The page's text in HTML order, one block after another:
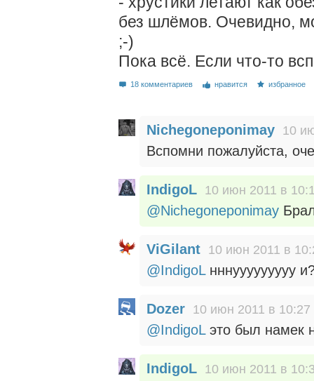
без шлёмов. Очевидно,
;-)
Пока всё. Если что-то
18 комментариев нравится избранное
Nichegoneponimay 10
Вспомни пожалуйста,
IndigoL 10 июн 2011 в
@Nichegoneponimay
ViGilant 10 июн 2011 в
@IndigoLнннууууууууу
Dozer 10 июн 2011 в 10:27
@IndigoLэто был намек
IndigoL 10 июн 2011 в